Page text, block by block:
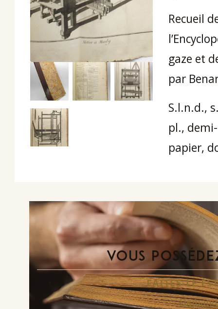
Recueil
gaze et
par
S.l.n.d.,
pl.,
papier,
VOUS
FAITES-LE